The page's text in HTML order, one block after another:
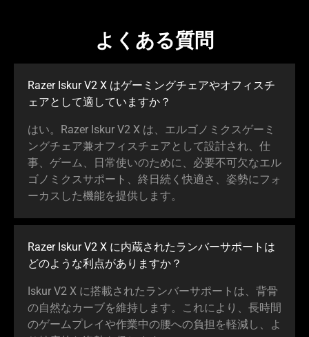
よくある質問
Razer Iskur V2 X はゲーミングチェアやオフィスチ
ェアとして適していま すか ？
はい。Razer Iskur V2 X は、エルゴノミクスゲーミ
ングチェア兼オフィスチェアとして設計され、仕
事、ゲーム、日常使いのために、必要不可欠なエル
ゴノミクスサポート、終日続く快適さ、姿勢にフォ
ーカスした機能を提供し ます。
Razer Iskur V2 X に内蔵されたランバーサポートは
どのような利点がありま すか ？
Iskur V2 X に搭載されたランバーサポートは、背骨
の自然なカーブを維持します。これにより、長時間
のゲームプレイや作業中の腰への負担を軽減し、よ